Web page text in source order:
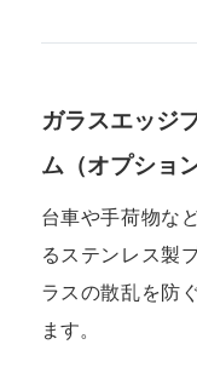
ガラスエッジ
ム（オプション
台車や手荷物な
るステンレス製
ラスの散乱を防
ます。